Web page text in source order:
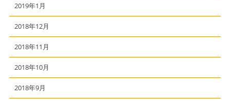
2019年1月
2018年12月
2018年11月
2018年10月
2018年9月